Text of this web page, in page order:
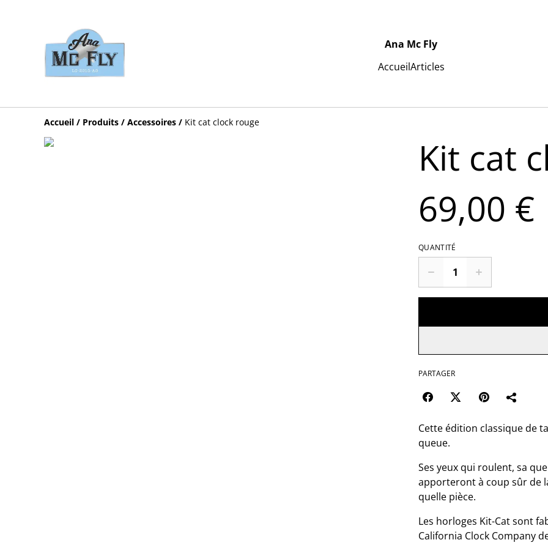
Ana Mc Fly
AccueilArticles
Accueil / Produits / Accessoires / Kit cat clock rouge
Kit cat
69,00 €
QUANTITÉ
PARTAGER
Cette édition classique de
queue.
Ses yeux qui roulent, sa
apporteront à coup sûr de
quelle pièce.
Les horloges Kit-Cat sont
California Clock Company